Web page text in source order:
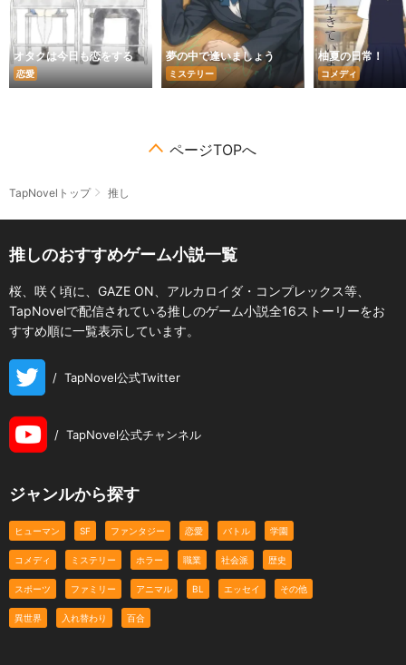
オタクは今日も恋をする
恋愛
夢の中で逢いましょう
ミステリー
柚夏の日常！
コメディ
ページTOPへ
TapNovelトップ 推し
推しのおすすめゲーム小説一覧
桜、咲く頃に、GAZE ON、アルカロイダ・コンプレックス等、
TapNovelで配信されている推しのゲーム小説全16ストーリーをお
すすめ順に一覧表示しています。
/ TapNovel公式Twitter
/ TapNovel公式チャンネル
ジャンルから探す
ヒューマン SF ファンタジー 恋愛 バトル 学園
コメディ ミステリー ホラー 職業 社会派 歴史
スポーツ ファミリー アニマル BL エッセイ その他
異世界 入れ替わり 百合